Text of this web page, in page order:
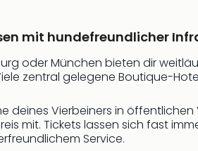
mit hundefreundlicher
oder München bieten dir
zentral gelegene Boutique-
deines Vierbeiners in
mit. Tickets lassen sich fast
Service.